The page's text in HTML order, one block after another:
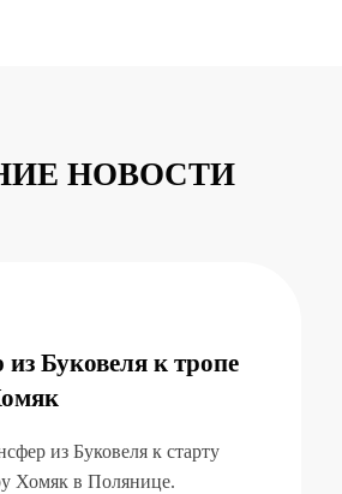
НОВОСТИ
Буковеля к тропе
из Буковеля к старту
Хомяк в Полянице.